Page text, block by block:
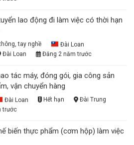
lao động đi làm việc có thời hạn
tay nghề
Đài Loan
Đài Loan Đăng 2 năm trước
tác máy, đóng gói, gia công sản
vận chuyển hàng
Đài Loan Hết hạn
Đài Trung
trước
biến thực phẩm (cơm hộp) làm việc